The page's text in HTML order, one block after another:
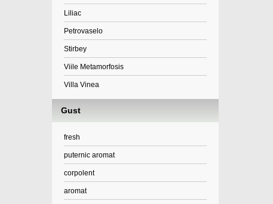
Liliac
Petrovaselo
Stirbey
Viile Metamorfosis
Villa Vinea
Gust
fresh
puternic aromat
corpolent
aromat